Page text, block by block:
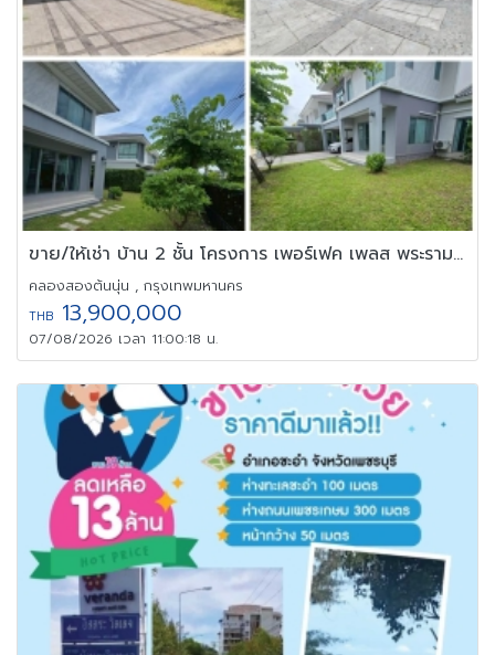
ขาย/ให้เช่า บ้าน 2 ชั้น โครงการ เพอร์เฟค เพลส พระราม 9-กรุงเทพ
คลองสองต้นนุ่น , กรุงเทพมหานคร
THB 13,900,000
07/08/2026 เวลา 11:00:18 น.